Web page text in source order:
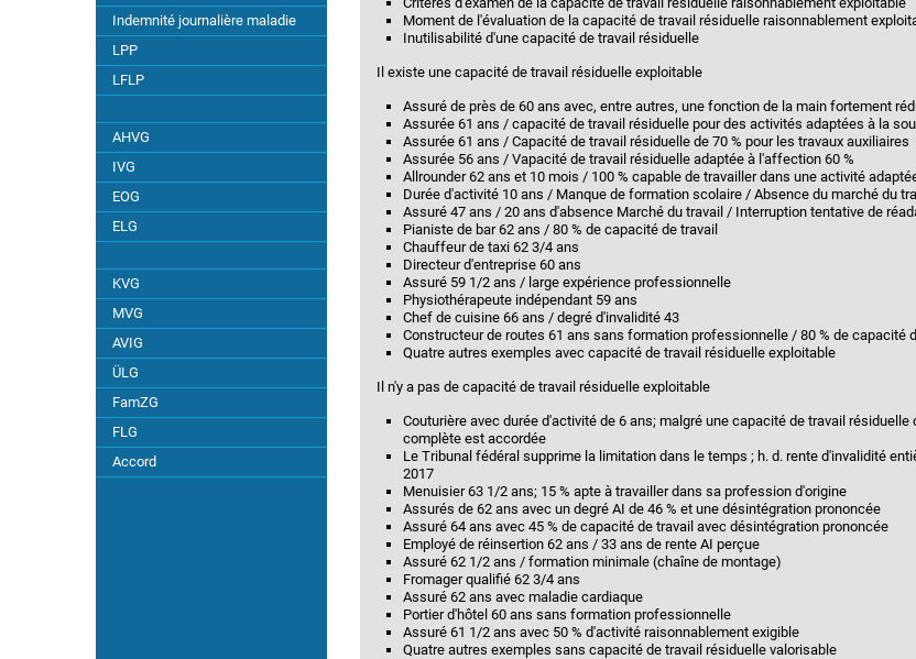
Revenu valide
Revenu d'invalide
Mise en parallèle
Marché du travail en général
M. du t. à un âge avancé
Activités indépendantes
Indemnité journalière maladie
LPP
LFLP
AHVG
IVG
EOG
ELG
KVG
MVG
AVIG
ÜLG
FamZG
FLG
Accord
Moment de l'évaluation de la capacité de travail résiduelle raisonnablement
Inutilisabilité d'une capacité de travail résiduelle
Il existe une capacité de travail résiduelle exploitable
Assuré de près de 60 ans avec, entre autres, une fonction de la main fortement
Assurée 61 ans / capacité de travail résiduelle pour des activités adaptées à la
Assurée 61 ans / Capacité de travail résiduelle de 70 % pour les travaux auxiliaires
Assurée 56 ans / Vapacité de travail résiduelle adaptée à l'affection 60 %
Allrounder 62 ans et 10 mois / 100 % capable de travailler dans une activité
Durée d'activité 10 ans / Manque de formation scolaire / Absence du marché du
Assuré 47 ans / 20 ans d'absence Marché du travail / Interruption tentative de
Pianiste de bar 62 ans / 80 % de capacité de travail
Chauffeur de taxi 62 3/4 ans
Directeur d'entreprise 60 ans
Assuré 59 1/2 ans / large expérience professionnelle
Physiothérapeute indépendant 59 ans
Chef de cuisine 66 ans / degré d'invalidité 43
Constructeur de routes 61 ans sans formation professionnelle / 80 % de capacité
Quatre autres exemples avec capacité de travail résiduelle exploitable
Il n'y a pas de capacité de travail résiduelle exploitable
Couturière avec durée d'activité de 6 ans; malgré une capacité de travail résiduelle
complète est accordée
Le Tribunal fédéral supprime la limitation dans le temps ; h. d. rente d'invalidité
2017
Menuisier 63 1/2 ans; 15 % apte à travailler dans sa profession d'origine
Assurés de 62 ans avec un degré AI de 46 % et une désintégration prononcée
Assuré 64 ans avec 45 % de capacité de travail avec désintégration prononcée
Employé de réinsertion 62 ans / 33 ans de rente AI perçue
Assuré 62 1/2 ans / formation minimale (chaîne de montage)
Fromager qualifié 62 3/4 ans
Assuré 62 ans avec maladie cardiaque
Portier d'hôtel 60 ans sans formation professionnelle
Assuré 61 1/2 ans avec 50 % d'activité raisonnablement exigible
Quatre autres exemples sans capacité de travail résiduelle valorisable